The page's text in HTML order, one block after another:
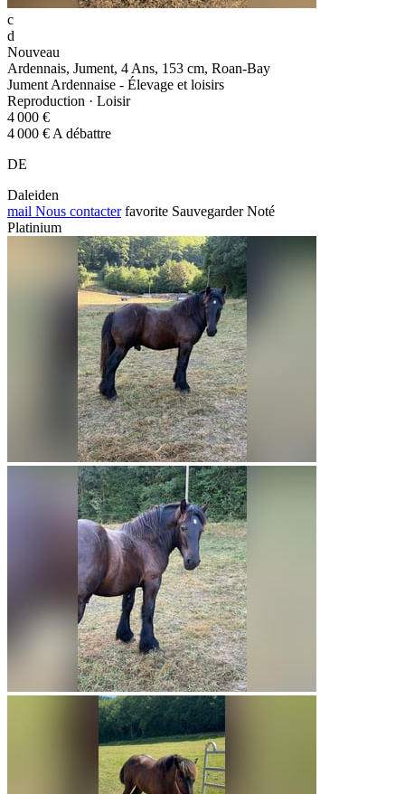
c
d
Nouveau
Ardennais, Jument, 4 Ans, 153 cm, Roan-Bay
Jument Ardennaise - Élevage et loisirs
Reproduction · Loisir
4 000 €
4 000 € A débattre
DE
Daleiden
mail Nous contacter favorite Sauvegarder Noté
Platinium